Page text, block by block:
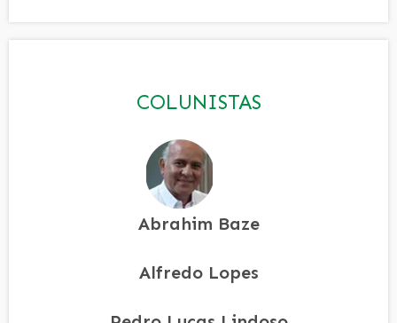
COLUNISTAS
Abrahim Baze
Alfredo Lopes